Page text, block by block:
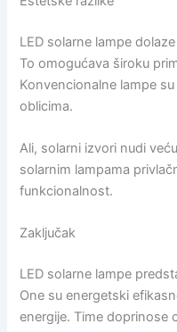
LED solarne lampe
To omogućava široku
Konvencionalne lampe
oblicima.
Ali, solarni izvori nudi
solarnim lampama
funkcionalnost.
Zaključak
LED solarne lampe
One su energetski
energije. Time doprinose